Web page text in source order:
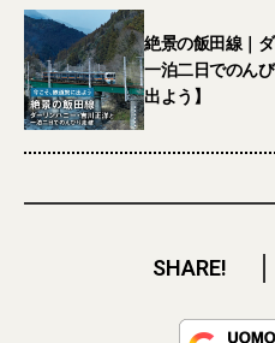
絶景の飯田線｜
一泊二日でのん
出よう】
SHARE!